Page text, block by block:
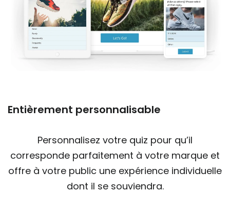
Entièrement personnalisable
Personnalisez votre quiz pour qu’il
corresponde parfaitement à votre marque et
offre à votre public une expérience individuelle
dont il se souviendra.